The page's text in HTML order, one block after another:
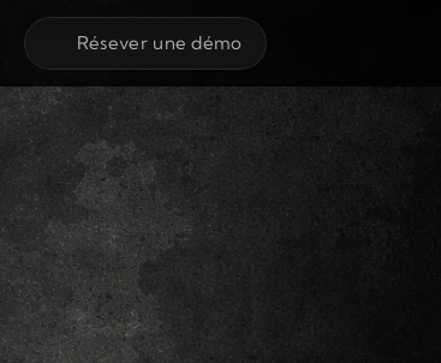
Résever une démo